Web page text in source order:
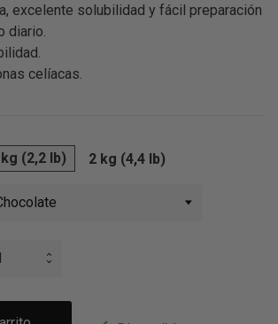
excelente solubilidad y fácil preparación
diario.
celíacas.
(2,2 lb) 2 kg (4,4 lb)